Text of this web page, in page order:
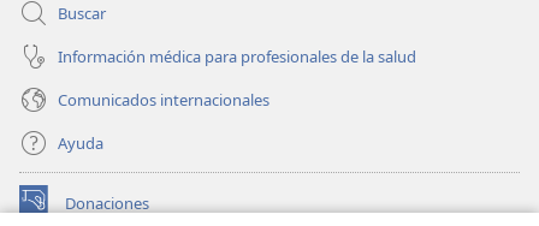
Buscar
Información médica para profesionales de la salud
Comunicados internacionales
Ayuda
Donaciones
(abre